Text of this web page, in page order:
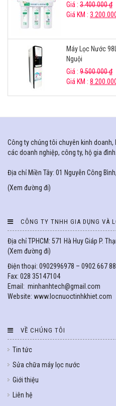
Giá : 3.400.000₫
Giá KM :
Máy Lọc Nước
Nguội
Giá : 9.500.000₫
Giá KM :
Công ty chúng tôi chuyên kinh
các doanh nghiệp, công ty, hộ gia
Địa chỉ Miền Tây: 01 Nguyễn Công
(Xem đường đi)
CÔNG TY TNHH GIA DỤNG VÀ
Địa chỉ TPHCM: 571 Hà Huy Giáp P.
(Xem đường đi)
Điện thoại: 0902996978 – 0902 667
Fax: 028 35147104
Email: minhanhtech@gmail.com
Website: www.locnuoctinhkhiet.com
VỀ CHÚNG TÔI
Tin tức
Sửa chữa máy lọc nước
Giới thiệu
Liên hệ